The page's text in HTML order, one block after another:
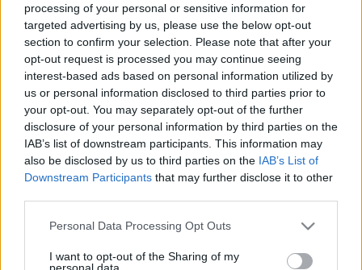
processing of your personal or sensitive information for
targeted advertising by us, please use the below opt-out
section to confirm your selection. Please note that after your
opt-out request is processed you may continue seeing
interest-based ads based on personal information utilized by
us or personal information disclosed to third parties prior to
your opt-out. You may separately opt-out of the further
disclosure of your personal information by third parties on the
IAB’s list of downstream participants. This information may
also be disclosed by us to third parties on the IAB’s List of
Downstream Participants that may further disclose it to other
Please note that this website/app uses one or more Google
not limited to your visit or usage behaviour. You may click to
Personal Data Processing Opt Outs
I want to opt-out of the Sharing of my
Trip Ideas
Ιδανικοί προορισμοί για solo travelers
18 Αυγούστου 2025, 11:07
Το να είστε solo traveler σας δίνει τη δυνατότητα να εξερευνήσετε τον κόσμο
με...